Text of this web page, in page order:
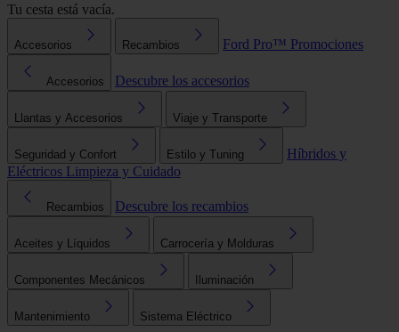
Tu cesta está vacía.
Accesorios Recambios Ford Pro™ Promociones
Accesorios Descubre los accesorios
Llantas y Accesorios Viaje y Transporte
Seguridad y Confort Estilo y Tuning
Híbridos y
Eléctricos Limpieza y Cuidado
Recambios Descubre los recambios
Aceites y Líquidos Carrocería y Molduras
Componentes Mecánicos Iluminación
Mantenimiento Sistema Eléctrico